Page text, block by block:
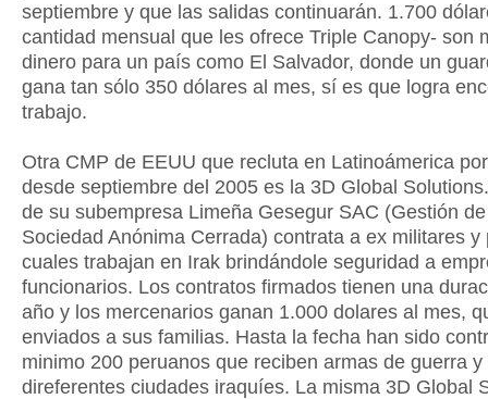
septiembre y que las salidas continuarán. 1.700
cantidad mensual que les ofrece Triple Canopy- son
dinero para un país como El Salvador, donde un
gana tan sólo 350 dólares al mes, sí es que logra
trabajo.
Otra CMP de EEUU que recluta en Latinoámerica
desde septiembre del 2005 es la 3D Global
de su subempresa Limeña Gesegur SAC (Gestión
Sociedad Anónima Cerrada) contrata a ex militares y
cuales trabajan en Irak brindándole seguridad a
funcionarios. Los contratos firmados tienen una
año y los mercenarios ganan 1.000 dolares al mes,
enviados a sus familias. Hasta la fecha han sido
minimo 200 peruanos que reciben armas de guerra
direferentes ciudades iraquíes. La misma 3D Global